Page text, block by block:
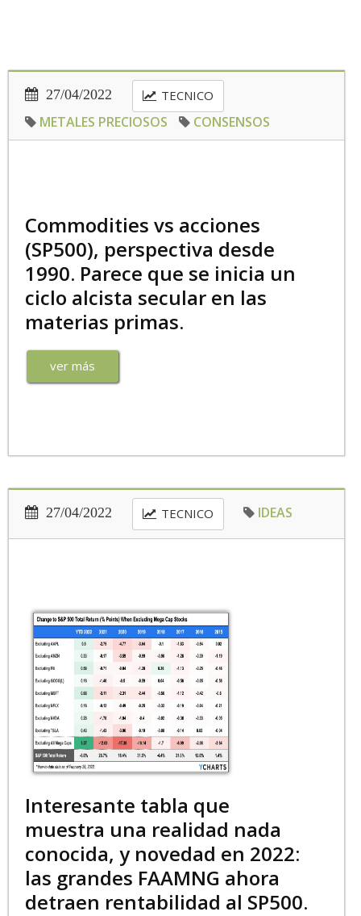
27/04/2022 TECNICO
METALES PRECIOSOS CONSENSOS
Commodities vs acciones
(SP500), perspectiva desde
1990. Parece que se inicia un
ciclo alcista secular en las
materias primas.
ver más
27/04/2022 TECNICO IDEAS
Interesante tabla que
muestra una realidad nada
conocida, y novedad en 2022:
las grandes FAAMNG ahora
detraen rentabilidad al SP500.